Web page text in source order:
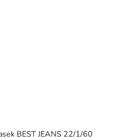
BEST JEANS 22/1/60